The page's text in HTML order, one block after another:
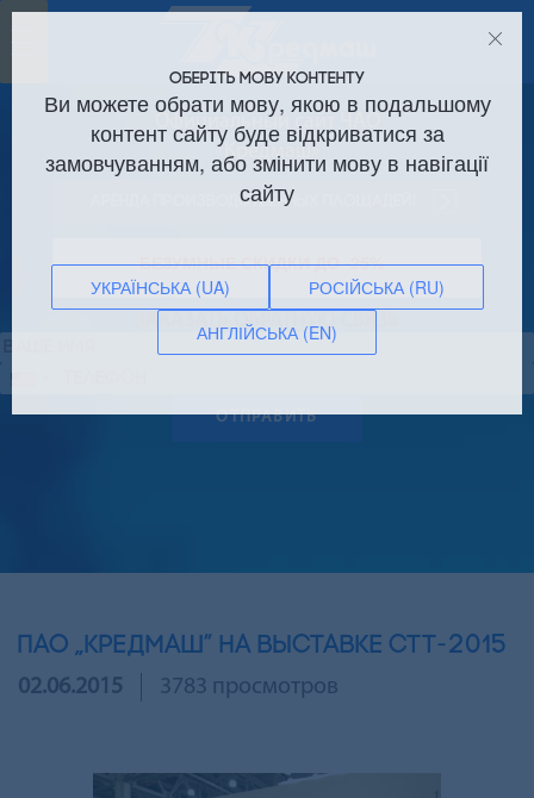
Официальный сайт ЧАО
«Кредмаш»
Аренда производственных площадей!
БЕЗУМНЫЕ СКИДКИ ДО -25%
ЗАКАЗАТЬ ОБРАТНУЮ СВЯЗЬ
ОТПРАВИТЬ
ПАО „КРЕДМАШ” НА ВЫСТАВКЕ СТТ-2015
02.06.2015 3783 просмотров
ОБЕРІТЬ МОВУ КОНТЕНТУ
Ви можете обрати мову, якою в подальшому
контент сайту буде відкриватися за
замовчуванням, або змінити мову в навігації
сайту
УКРАЇНСЬКА (UA)
РОСІЙСЬКА (RU)
АНГЛІЙСЬКА (EN)